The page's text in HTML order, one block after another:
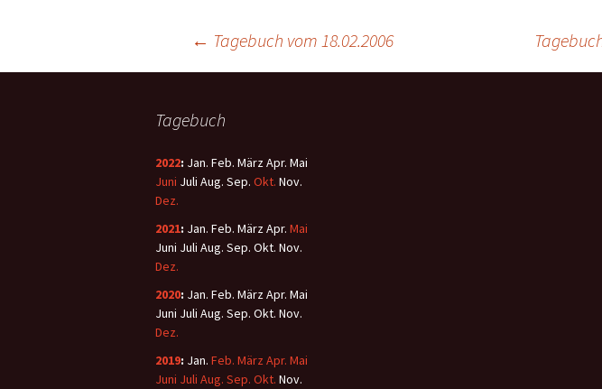
← Tagebuch vom 18.02.2006
Tagebuch
2022: Jan. Feb. MärzApr. Mai
Juni Juli Aug. Sep. Okt. Nov.
Dez.
2021: Jan. Feb. MärzApr. Mai
Juni Juli Aug. Sep. Okt. Nov.
Dez.
2020: Jan. Feb. MärzApr. Mai
Juni Juli Aug. Sep. Okt. Nov.
Dez.
2019: Jan. Feb. März Apr. Mai
Juni Juli Aug. Sep. Okt. Nov.